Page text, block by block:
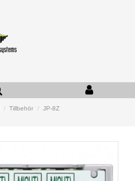
Tillbehör JP-8Z